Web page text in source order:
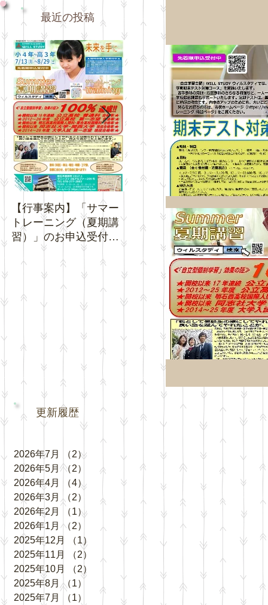
最近の投稿
【行事案内】「サマー
トレーニング（夏期講
習）」のお申込受付を
開始いたします。
【お知らせ】夏休み期
間中の「通常トレーニ
ング」の日程について
【お
ジネ
クチ
い。
更新履歴
2026年7月 （2） 2件の記事
2026年5月 （2）
2件の記事
2026年4月
（4） 4件の記事
2026年3月 （2）
2件の記事
2026年2月
（1）1件の記事
2026年1月 （2）
2件の記事
2025年12月
（1）
1件の記事
2025年11月
（2）
2025年10月
（2）
2025年8月 （1）
2025年7月
（1）
1件の記事